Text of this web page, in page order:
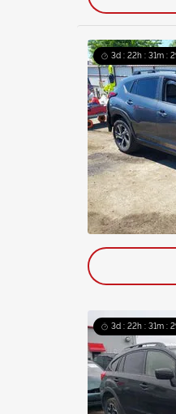
3d : 22h : 31m :
3d : 22h : 31m :